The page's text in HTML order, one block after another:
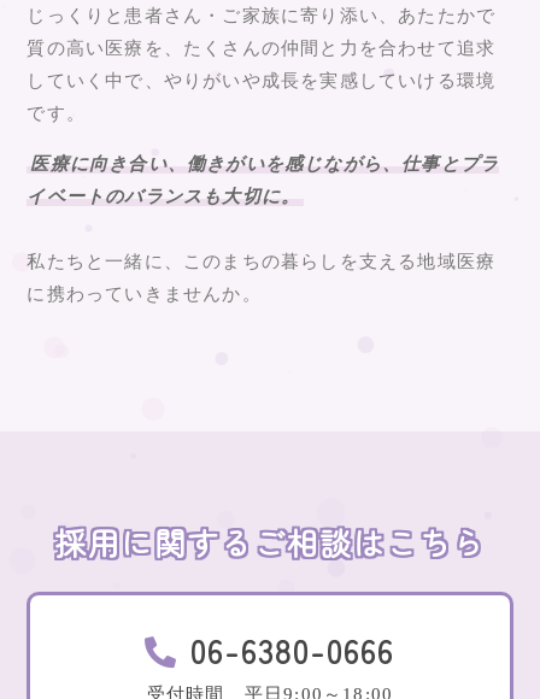
じっくりと患者さん・ご家族に寄り添い、あたたかで
質の高い医療を、たくさんの仲間と力を合わせて追求
していく中で、やりがいや成長を実感していける環境
です。
医療に向き合い、働きがいを感じながら、仕事とプラ
イベートのバランスも大切に。
私たちと一緒に、このまちの暮らしを支える地域医療
に携わっていきませんか。
採用に関するご相談はこちら
06-6380-0666
受付時間 平日9:00～18:00